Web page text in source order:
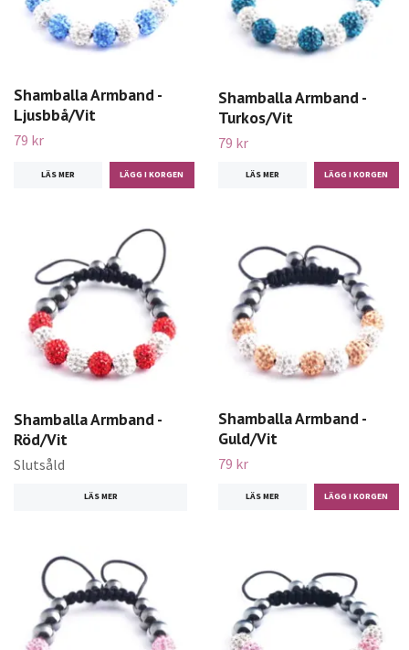
Shamballa Armband -
Ljusbbå/Vit
79 kr
LÄS MER
Shamballa Armband -
Turkos/Vit
79 kr
LÄS MER
Shamballa Armband -
Röd/Vit
Slutsåld
LÄS MER
Shamballa Armband -
Guld/Vit
79 kr
LÄS MER